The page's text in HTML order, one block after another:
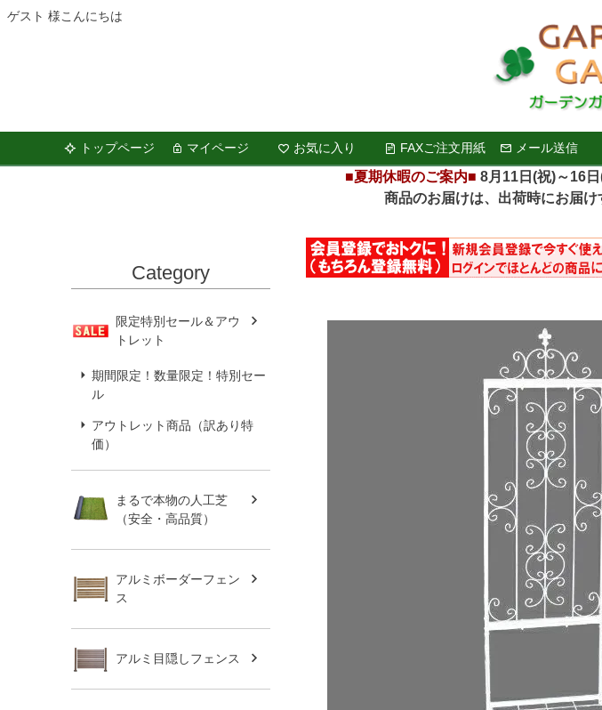
ゲスト 様こんにちは
トップページ
マイページ お気に入り FAXご注文用紙 メール送信
■夏期休暇のご案内■ 8月11日(祝)～16
商品のお届けは、出荷時にお届けす
Category
限定特別セール＆アウ
トレット
期間限定！数量限定！特別セー
ル
アウトレット商品（訳あり特
価）
まるで本物の人工芝
（安全・高品質）
アルミボーダーフェン
ス
アルミ目隠しフェンス